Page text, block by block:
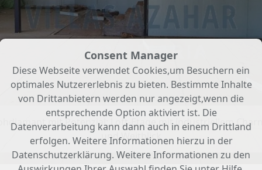
mit Potenzial: Loft-Etage mit industriellem
und Weitblick
Consent Manager
Diese Webseite verwendet Cookies,um Besuchern ein
optimales Nutzererlebnis zu bieten. Bestimmte Inhalte
von Drittanbietern werden nur angezeigt,wenn die
entsprechende Option aktiviert ist. Die
Datenverarbeitung kann dann auch in einem Drittland
erfolgen. Weitere Informationen hierzu in der
Datenschutzerklärung. Weitere Informationen zu den